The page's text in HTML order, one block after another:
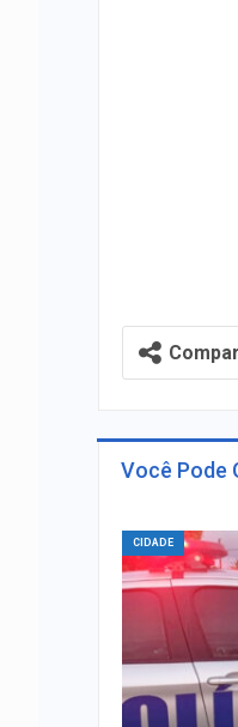
Você Pode
CIDADE